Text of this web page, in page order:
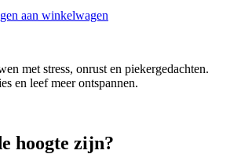
aan winkelwagen
met stress, onrust en piekergedachten.
en leef meer ontspannen.
hoogte zijn?